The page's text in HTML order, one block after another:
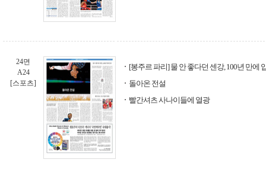
24면
A24
[스포츠]
[봉주르 파리] 물 안 좋다던 센강, 100년 만에
돌아온 전설
빨간셔츠 사나이들에 열광